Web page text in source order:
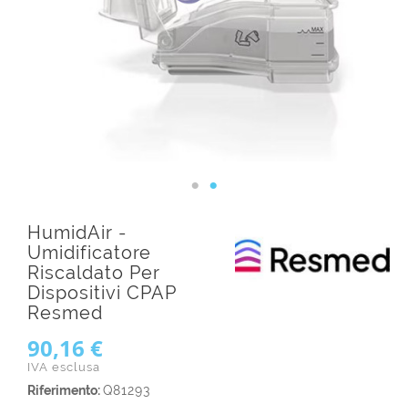
HumidAir -
Umidificatore
Riscaldato Per
Dispositivi CPAP
Resmed
90,16 €
IVA esclusa
Riferimento:Q81293